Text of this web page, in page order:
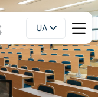
UA
EN